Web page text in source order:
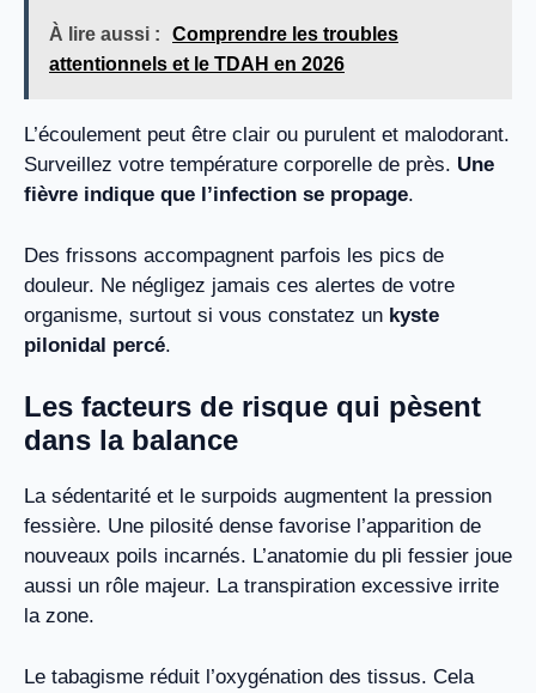
À lire aussi :
Comprendre les troubles
attentionnels et le TDAH en 2026
L’écoulement peut être clair ou purulent et malodorant.
Surveillez votre température corporelle de près. Une
fièvre indique que l’infection se propage.
Des frissons accompagnent parfois les pics de
douleur. Ne négligez jamais ces alertes de votre
organisme, surtout si vous constatez un kyste
pilonidal percé.
Les facteurs de risque qui pèsent
dans la balance
La sédentarité et le surpoids augmentent la pression
fessière. Une pilosité dense favorise l’apparition de
nouveaux poils incarnés. L’anatomie du pli fessier joue
aussi un rôle majeur. La transpiration excessive irrite
la zone.
Le tabagisme réduit l’oxygénation des tissus. Cela